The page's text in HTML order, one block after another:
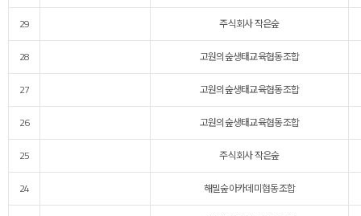
29 주식회사 작은숲
28 고원의숲생태교육협동조합
27 고원의숲생태교육협동조합
26 고원의숲생태교육협동조합
25 주식회사 작은숲
24 해밀숲아카데미협동조합